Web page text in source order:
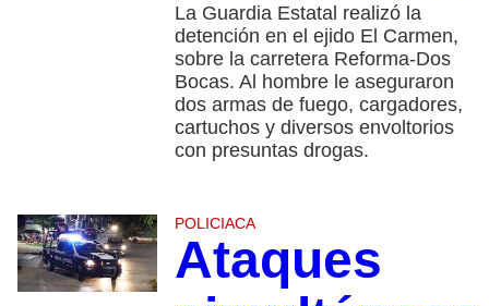
La Guardia Estatal realizó la
detención en el ejido El Carmen,
sobre la carretera Reforma-Dos
Bocas. Al hombre le aseguraron
dos armas de fuego, cargadores,
cartuchos y diversos envoltorios
con presuntas drogas.
POLICIACA
Ataques